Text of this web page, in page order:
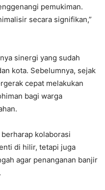
pemukiman.
secara signifikan,”
sinergi yang sudah
kota. Sebelumnya, sejak
cepat melakukan
bagi warga
berharap kolaborasi
di hilir, tetapi juga
agar penanganan banjir